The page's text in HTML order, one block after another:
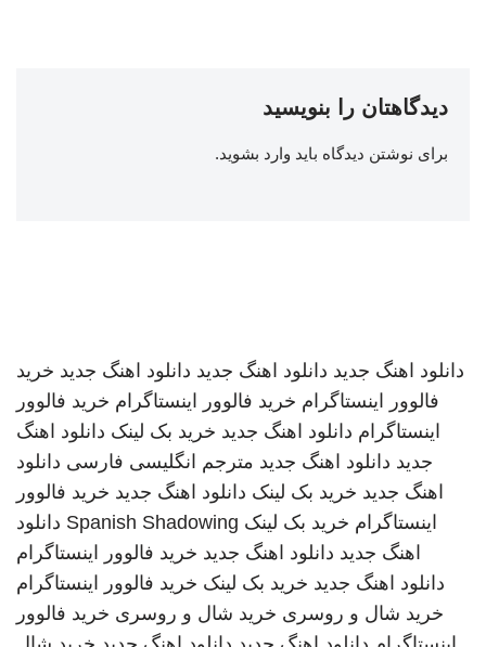
دیدگاهتان را بنویسید
برای نوشتن دیدگاه باید وارد بشوید.
دانلود اهنگ جدید دانلود اهنگ جدید دانلود اهنگ جدید خرید
فالوور اینستاگرام خرید فالوور اینستاگرام خرید فالوور
اینستاگرام دانلود اهنگ جدید خرید بک لینک دانلود اهنگ
جدید دانلود اهنگ جدید مترجم انگلیسی فارسی دانلود
اهنگ جدید خرید بک لینک دانلود اهنگ جدید خرید فالوور
اینستاگرام خرید بک لینک Spanish Shadowing دانلود
اهنگ جدید دانلود اهنگ جدید خرید فالوور اینستاگرام
دانلود اهنگ جدید خرید بک لینک خرید فالوور اینستاگرام
خرید شال و روسری خرید شال و روسری خرید فالوور